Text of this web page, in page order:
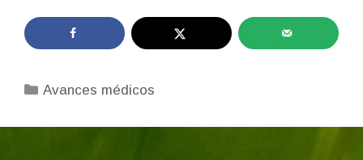
Categorías
Avances médicos